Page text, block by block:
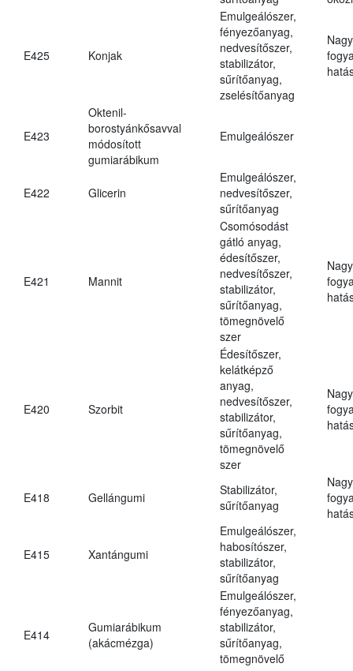
E425 Konjak
Emulgeálószer,
fényezőanyag,
nedvesítőszer,
stabilizátor,
sűrítőanyag,
zselésítőanyag
E423
Oktenil-
borostyánkősavval
módosított
gumiarábikum
Emulgeálószer
E422 Glicerin
Emulgeálószer,
nedvesítőszer,
sűrítőanyag
E421 Mannit
Csomósodást
gátló anyag,
édesítőszer,
nedvesítőszer,
stabilizátor,
sűrítőanyag,
tömegnövelő
szer
E420 Szorbit
Édesítőszer,
kelátképző
anyag,
nedvesítőszer,
stabilizátor,
sűrítőanyag,
tömegnövelő
szer
E418 Gellángumi
Stabilizátor,
sűrítőanyag
E415 Xantángumi
Emulgeálószer,
habosítószer,
stabilizátor,
sűrítőanyag
E414
Gumiarábikum
(akácmézga)
Emulgeálószer,
fényezőanyag,
stabilizátor,
sűrítőanyag,
tömegnövelő